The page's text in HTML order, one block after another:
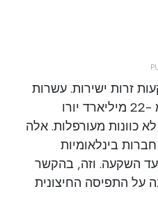
זרות ישירות. עשרות
פרויקטים בשווי של יותר מ -22 מיליארד יורו
כוונות מעורפלות. אלה
בינלאומיות
השקעה. וזה, בהקשר
על התפיסה החיצונית